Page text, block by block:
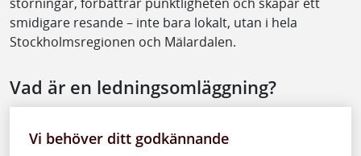
smidigare resande – inte bara lokalt, utan i hela
Stockholmsregionen och Mälardalen.
Vad är en ledningsomläggning?
Vi behöver ditt godkännande